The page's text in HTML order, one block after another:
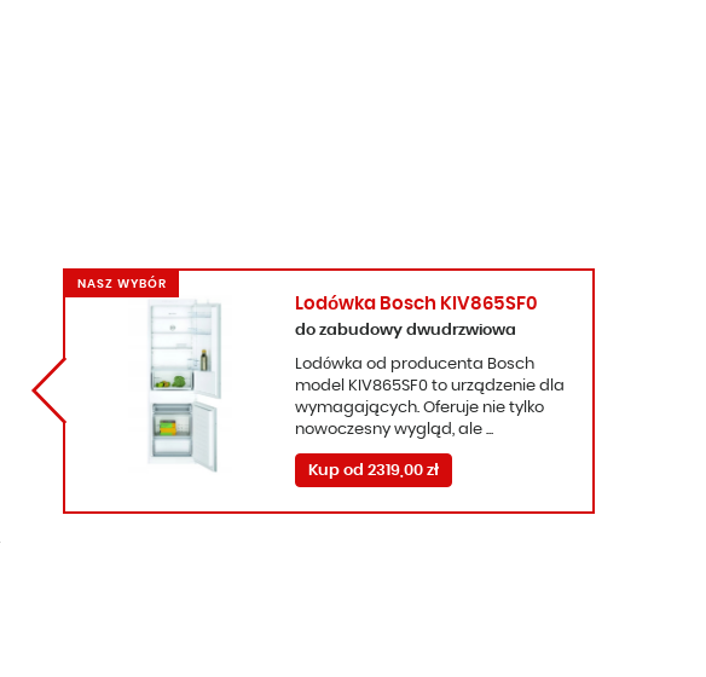
Lodówka Bosch KIV865SF0
do zabudowy dwudrzwiowa
Lodówka od producenta Bosch
model KIV865SF0 to urządzenie dla
wymagających. Oferuje nie tylko
nowoczesny wygląd, ale ...
Kup od 2319,00 zł
NASZ WYBÓR